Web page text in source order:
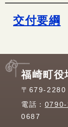
交付要綱
福崎町役
〒679-2280
電話：
0687